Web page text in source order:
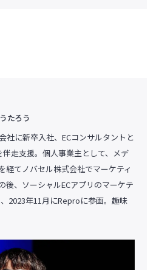
たろう
社に新卒入社、ECコンサルタントと
伴走支援。個人事業主として、メデ
経てノバセル株式会社でマーケティ
後、ソーシャルECアプリのマーケテ
2023年11月にReproに参画。趣味